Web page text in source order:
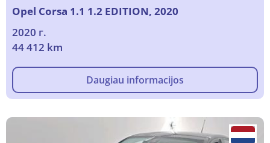
Opel Corsa 1.1 1.2 EDITION, 2020
2020 г.
44 412 km
Daugiau informacijos